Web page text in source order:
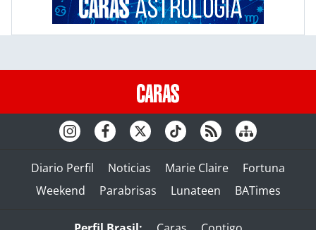
Diario Perfil Noticias Marie Claire
Fortuna
Weekend
Parabrisas Lunateen BATimes